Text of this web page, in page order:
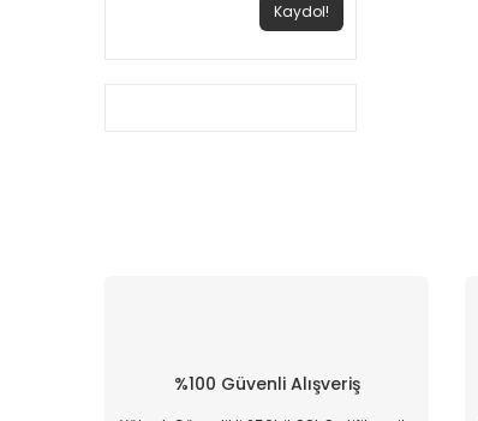
Kaydol!
%100 Güvenli Alışveriş